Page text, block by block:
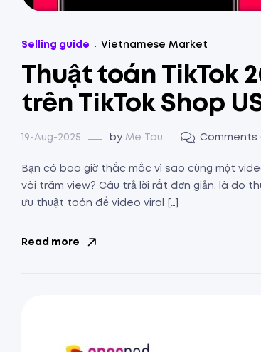
Selling guide Vietnamese Market
Thuật toán TikTok
trên TikTok Shop
19-Aug-2025 by Me Tou Comments
Bạn có bao giờ thắc mắc vì sao cùng một
vài trăm view? Câu trả lời rất đơn giản, là do
ưu thuật toán để video viral […]
Read more